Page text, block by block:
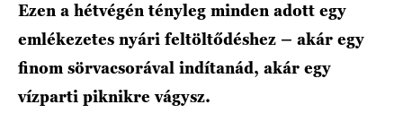
Ezen a hétvégén tényleg minden adott egy
emlékezetes nyári feltöltődéshez – akár egy
finom sörvacsorával indítanád, akár egy
vízparti piknikre vágysz.